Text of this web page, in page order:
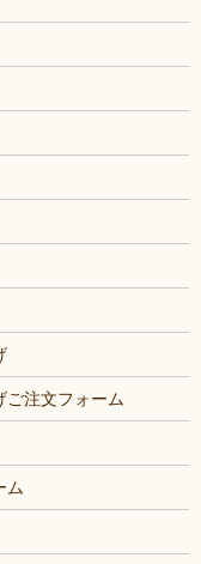
ご注文フォーム
ム